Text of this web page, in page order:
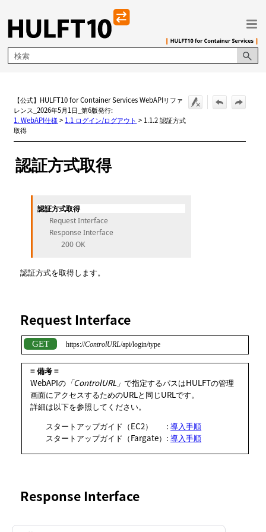
メイン コンテンツにスキップ
【公式】HULFT10 for Container Services WebAPIリファ
レンス_2026年5月1日_第6版発行:
1. WebAPI仕様> 1.1 ログイン/ログアウト > 1.1.2 認証方式
取得
認証方式取得
認証方式取得
Request Interface
Response Interface
200 OK
認証方式を取得します。
Request Interface
https://ControlURL/api/login/type
= 備考 =
WebAPIの
ControlURL
で指定するパスはHULFTの管理
画面にアクセスするためのURLと同じURLです。
詳細は以下を参照してください。
スタートアップガイド（EC2）
:導入手順
スタートアップガイド（Fargate） :導入手順
Response Interface